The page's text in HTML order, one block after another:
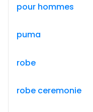
pour hommes
puma
robe
robe ceremonie